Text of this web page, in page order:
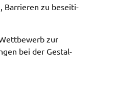
Barrie­ren zu besei­ti­
zur
bei der Gestal­